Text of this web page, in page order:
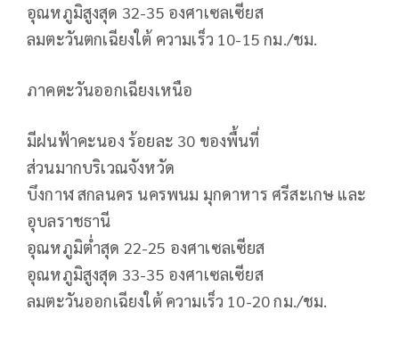
อุณหภูมิสูงสุด 32-35 องศาเซลเซียส
ลมตะวันตกเฉียงใต้ ความเร็ว 10-15 กม./ชม.
ภาคตะวันออกเฉียงเหนือ
มีฝนฟ้าคะนอง ร้อยละ 30 ของพื้นที่
ส่วนมากบริเวณจังหวัด
บึงกาฬ สกลนคร นครพนม มุกดาหาร ศรีสะเกษ และ
อุบลราชธานี
อุณหภูมิต่ำสุด 22-25 องศาเซลเซียส
อุณหภูมิสูงสุด 33-35 องศาเซลเซียส
ลมตะวันออกเฉียงใต้ ความเร็ว 10-20 กม./ชม.